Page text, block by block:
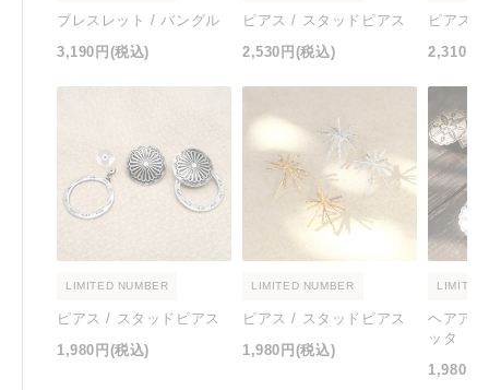
ブレスレット / バングル
3,190円 (税込)
ピアス / スタッドピアス
2,530円 (税込)
ピアス /
2,310円
LIMITED NUMBER
ピアス / スタッドピアス
1,980円 (税込)
LIMITED NUMBER
ピアス / スタッドピアス
1,980円 (税込)
LIMITED
ヘアア
ッタ
1,980円